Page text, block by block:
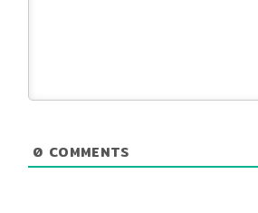
0 COMMENTS